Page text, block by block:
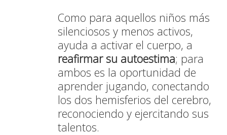
Como para aquellos niños más
silenciosos y menos activos,
ayuda a activar el cuerpo, a
reafirmar su autoestima; para
ambos es la oportunidad de
aprender jugando, conectando
los dos hemisferios del cerebro,
reconociendo y ejercitando sus
talentos.